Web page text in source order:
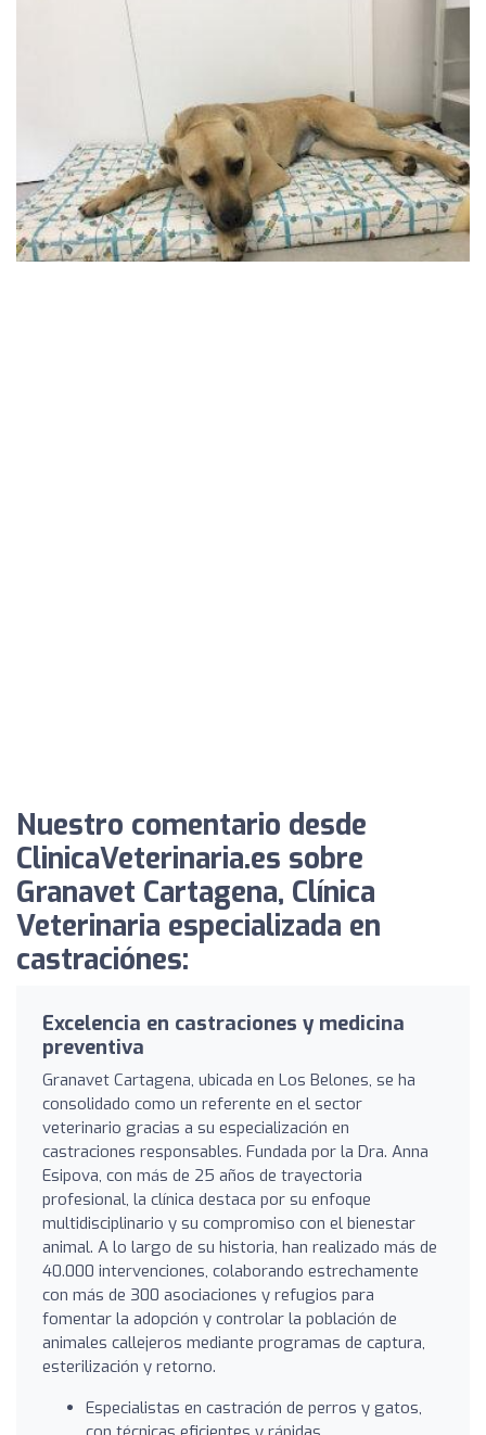
Nuestro comentario desde
ClinicaVeterinaria.es sobre
Granavet Cartagena, Clínica
Veterinaria especializada en
castraciónes:
Excelencia en castraciones y medicina
preventiva
Granavet Cartagena, ubicada en Los Belones, se ha
consolidado como un referente en el sector
veterinario gracias a su especialización en
castraciones responsables. Fundada por la Dra. Anna
Esipova, con más de 25 años de trayectoria
profesional, la clínica destaca por su enfoque
multidisciplinario y su compromiso con el bienestar
animal. A lo largo de su historia, han realizado más de
40.000 intervenciones, colaborando estrechamente
con más de 300 asociaciones y refugios para
fomentar la adopción y controlar la población de
animales callejeros mediante programas de captura,
esterilización y retorno.
Especialistas en castración de perros y gatos,